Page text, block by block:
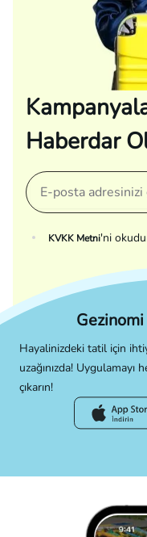
Haberdar
KVKK Metni'ni
Hayalinizdeki tatil için
uzağınızda! Uygulamayı
çıkarın!